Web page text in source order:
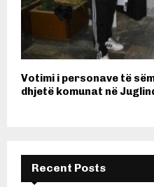
Votimi i personave të
dhjetë komunat në
Recent Posts